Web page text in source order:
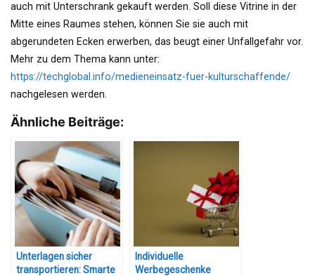
auch mit Unterschrank gekauft werden. Soll diese Vitrine in der
Mitte eines Raumes stehen, können Sie sie auch mit
abgerundeten Ecken erwerben, das beugt einer Unfallgefahr vor.
Mehr zu dem Thema kann unter:
https://techglobal.info/medieneinsatz-fuer-kulturschaffende/
nachgelesen werden.
Ähnliche Beiträge:
Unterlagen sicher
transportieren: Smarte
Individuelle
Werbegeschenke